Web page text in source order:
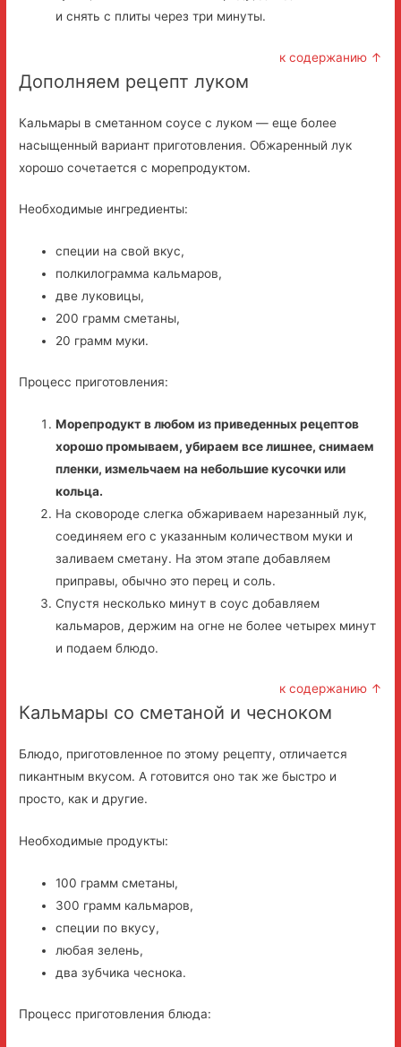
и снять с плиты через три минуты.
к содержанию ↑
Дополняем рецепт луком
Кальмары в сметанном соусе с луком — еще более
насыщенный вариант приготовления. Обжаренный лук
хорошо сочетается с морепродуктом.
Необходимые ингредиенты:
специи на свой вкус,
полкилограмма кальмаров,
две луковицы,
200 грамм сметаны,
20 грамм муки.
Процесс приготовления:
Морепродукт в любом из приведенных рецептов
хорошо промываем, убираем все лишнее, снимаем
пленки, измельчаем на небольшие кусочки или
кольца.
На сковороде слегка обжариваем нарезанный лук,
соединяем его с указанным количеством муки и
заливаем сметану. На этом этапе добавляем
приправы, обычно это перец и соль.
Спустя несколько минут в соус добавляем
кальмаров, держим на огне не более четырех минут
и подаем блюдо.
к содержанию ↑
Кальмары со сметаной и чесноком
Блюдо, приготовленное по этому рецепту, отличается
пикантным вкусом. А готовится оно так же быстро и
просто, как и другие.
Необходимые продукты:
100 грамм сметаны,
300 грамм кальмаров,
специи по вкусу,
любая зелень,
два зубчика чеснока.
Процесс приготовления блюда: